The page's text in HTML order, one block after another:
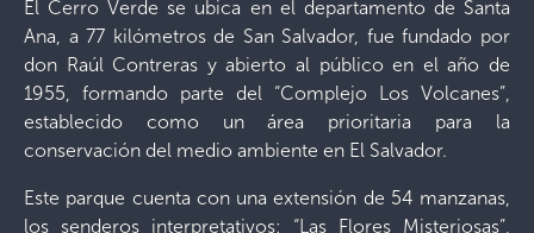
El Cerro Verde se ubica en el departamento de Santa
Ana, a 77 kilómetros de San Salvador, fue fundado por
don Raúl Contreras y abierto al público en el año de
1955, formando parte del “Complejo Los Volcanes”,
establecido como un área prioritaria para la
conservación del medio ambiente en El Salvador.
Este parque cuenta con una extensión de 54 manzanas,
los senderos interpretativos: “Las Flores Misteriosas”,